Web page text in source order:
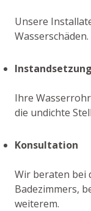
Unsere
Wasserschäden.
Ihre
die undichte
Konsultation
Wir beraten bei
Badezimmers,
weiterem.